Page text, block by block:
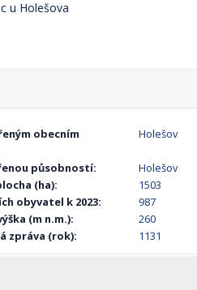
u Holešova
obecním
Holešov
působností:
Holešov
(ha):
1503
obyvatel k 2023:
987
(m n.m.):
260
zpráva (rok):
1131